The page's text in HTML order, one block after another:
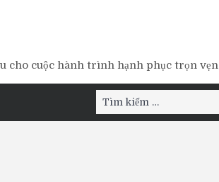
cho cuộc hành trình hạnh phục trọn vẹn
Tìm
kiếm: